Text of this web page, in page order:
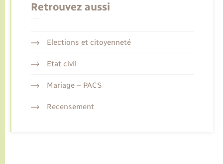
Retrouvez aussi
Elections et citoyenneté
Etat civil
Mariage – PACS
Recensement